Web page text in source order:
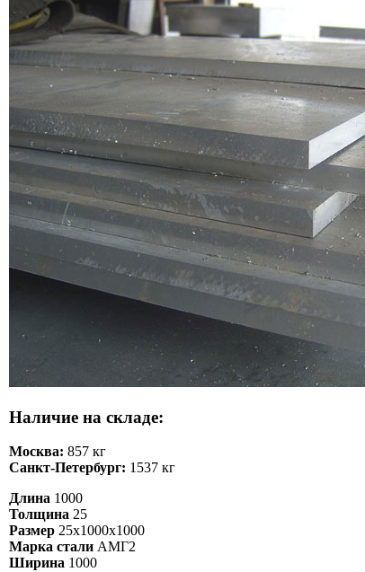
Наличие на складе:
Москва: 857 кг
Санкт-Петербург: 1537 кг
Длина 1000
Толщина 25
Размер 25х1000х1000
Марка стали АМГ2
Ширина 1000